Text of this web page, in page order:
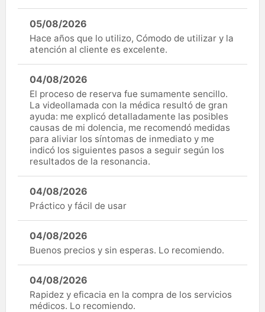
05/08/2026
Hace años que lo utilizo, Cómodo de utilizar y la
atención al cliente es excelente.
04/08/2026
El proceso de reserva fue sumamente sencillo.
La videollamada con la médica resultó de gran
ayuda: me explicó detalladamente las posibles
causas de mi dolencia, me recomendó medidas
para aliviar los síntomas de inmediato y me
indicó los siguientes pasos a seguir según los
resultados de la resonancia.
04/08/2026
Práctico y fácil de usar
04/08/2026
Buenos precios y sin esperas. Lo recomiendo.
04/08/2026
Rapidez y eficacia en la compra de los servicios
médicos. Lo recomiendo.